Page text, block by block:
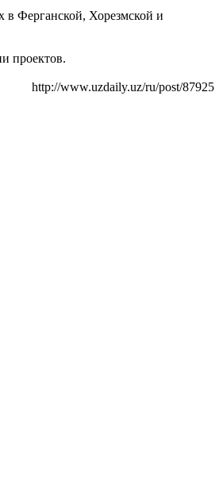
Ферганской, Хорезмской и
проектов.
http://www.uzdaily.uz/ru/post/87925